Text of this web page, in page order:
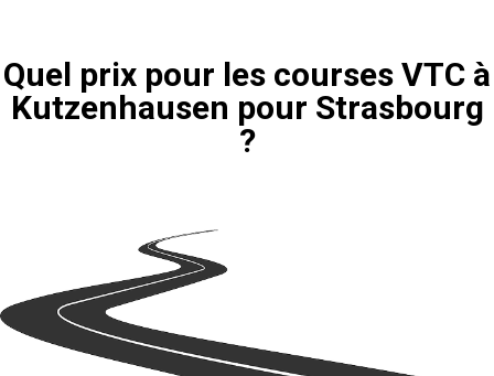
Quel prix pour les courses VTC à
Kutzenhausen pour Strasbourg
?